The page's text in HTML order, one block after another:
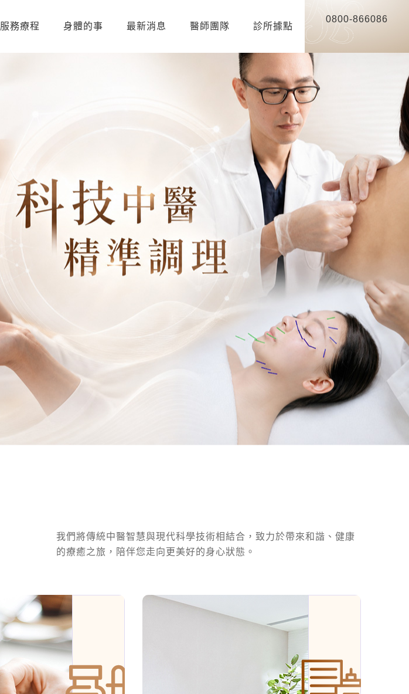
0800-866086
診所據點
醫師團隊
最新消息
身體的事
服務療程
我們將傳統中醫智慧與現代科學技術相結合，致力於帶來和諧、健康
的療癒之旅，陪伴您走向更美好的身心狀態。